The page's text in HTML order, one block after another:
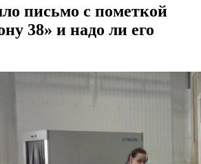
письмо с пометкой
38» и надо ли его